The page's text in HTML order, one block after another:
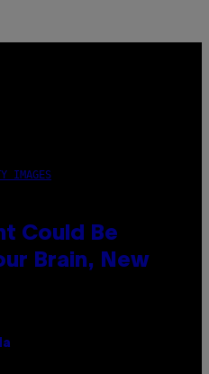
IMAGES
Could Be
Brain, New